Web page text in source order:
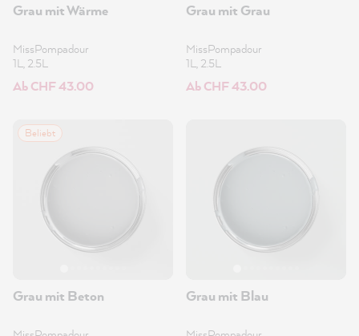
Grau mit Wärme
MissPompadour
1L, 2.5L
Ab CHF 43.00
Grau mit Grau
MissPompadour
1L, 2.5L
Ab CHF 43.00
Beliebt
Grau mit Beton Grau mit Blau